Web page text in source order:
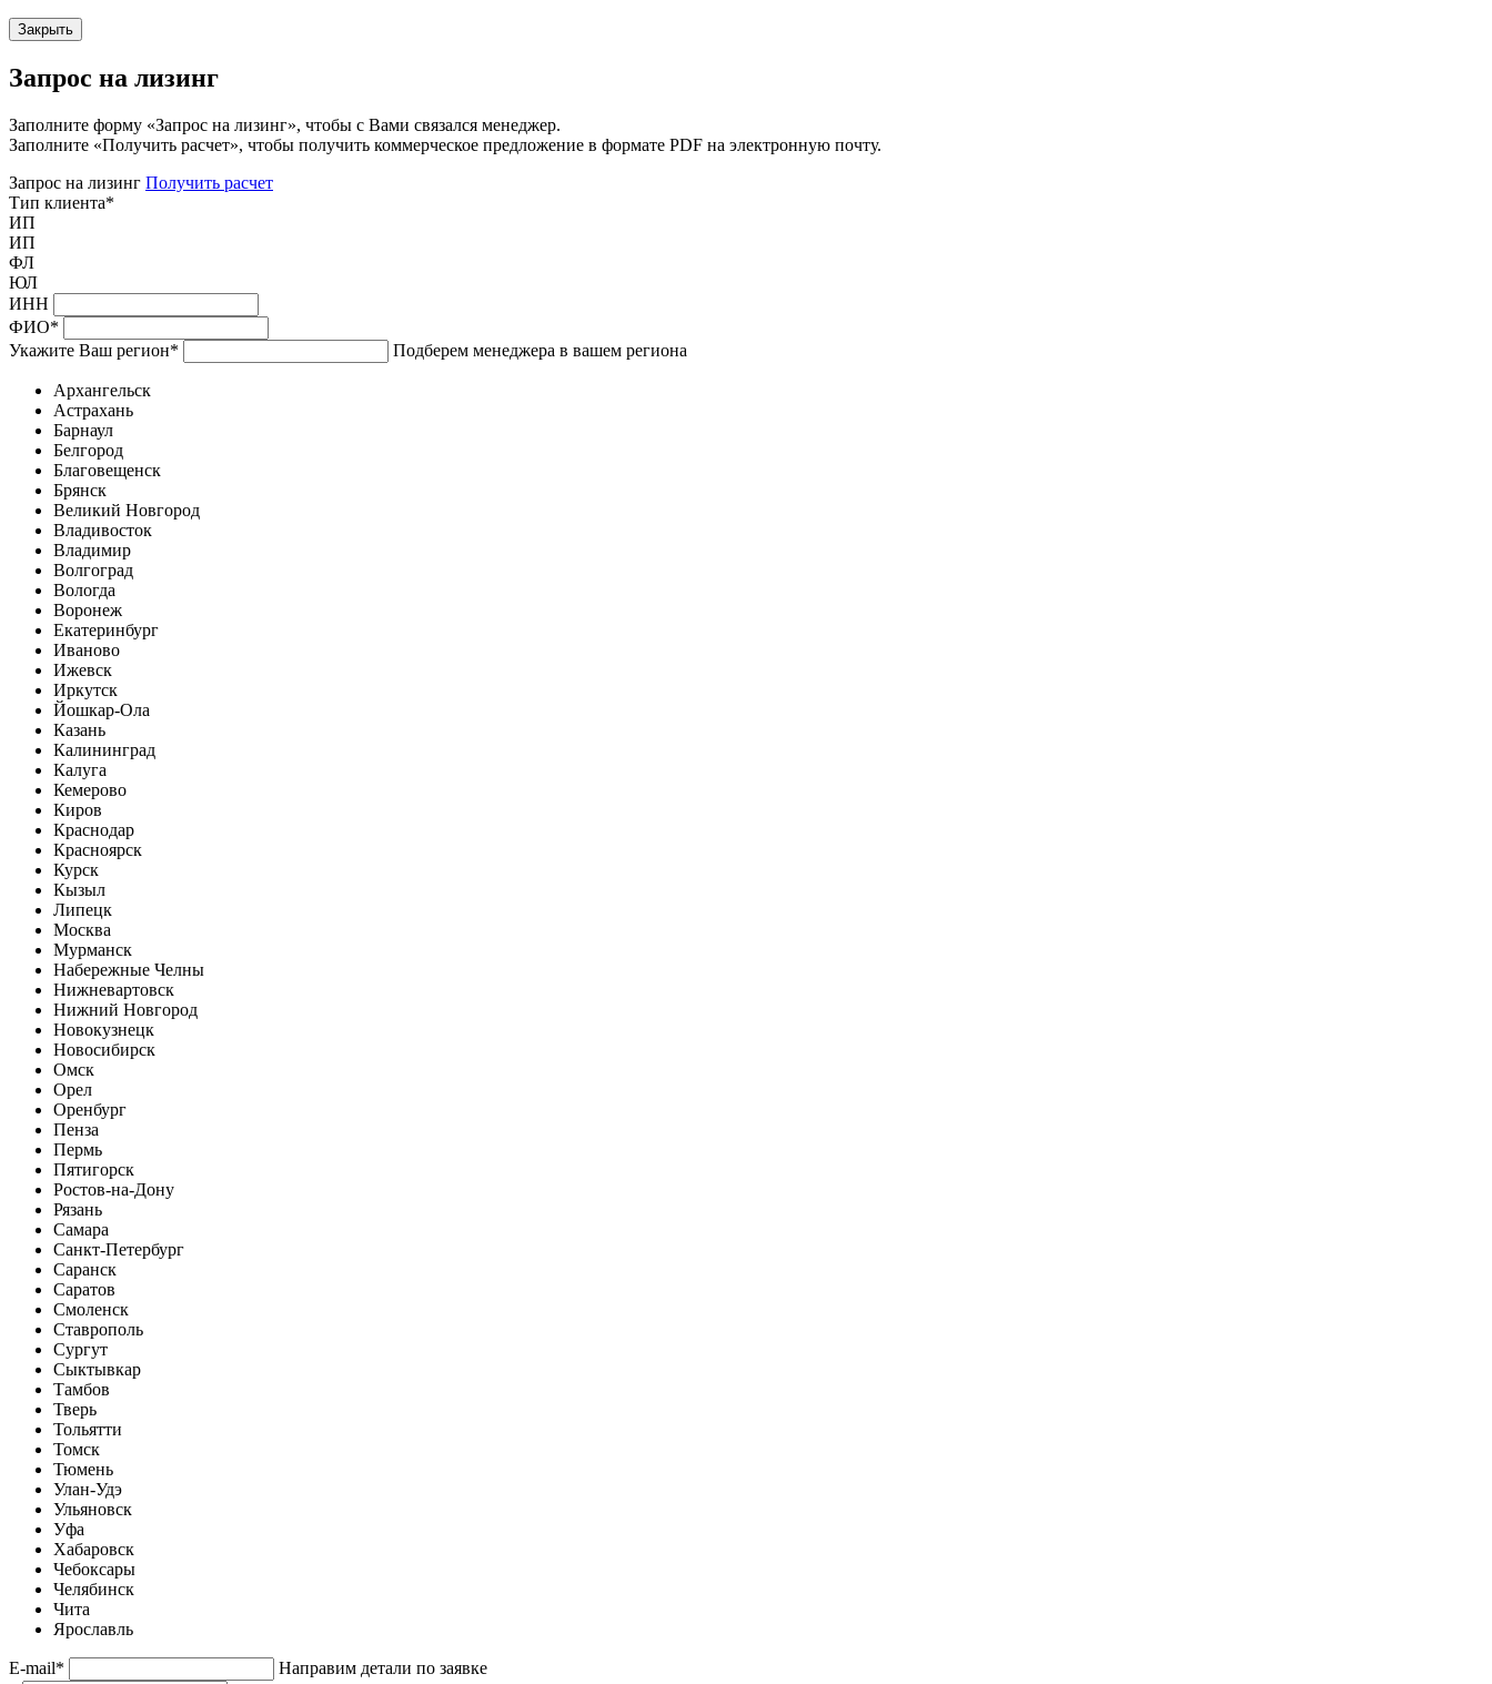
Закрыть
Запрос на лизинг
Заполните форму «Запрос на лизинг», чтобы с Вами связался менеджер.
Заполните «Получить расчет», чтобы получить коммерческое предложение в формате PDF на электронную почту.
Запрос на лизинг Получить расчет
Тип клиента*
ИП
ИП
ФЛ
ЮЛ
ИНН
ФИО*
Укажите Ваш регион* Подберем менеджера в вашем региона
Архангельск
Астрахань
Барнаул
Белгород
Благовещенск
Брянск
Великий Новгород
Владивосток
Владимир
Волгоград
Вологда
Воронеж
Екатеринбург
Иваново
Ижевск
Иркутск
Йошкар-Ола
Казань
Калининград
Калуга
Кемерово
Киров
Краснодар
Красноярск
Курск
Кызыл
Липецк
Москва
Мурманск
Набережные Челны
Нижневартовск
Нижний Новгород
Новокузнецк
Новосибирск
Омск
Орел
Оренбург
Пенза
Пермь
Пятигорск
Ростов-на-Дону
Рязань
Самара
Санкт-Петербург
Саранск
Саратов
Смоленск
Ставрополь
Сургут
Сыктывкар
Тамбов
Тверь
Тольятти
Томск
Тюмень
Улан-Удэ
Ульяновск
Уфа
Хабаровск
Чебоксары
Челябинск
Чита
Ярославль
E-mail*
Направим детали по заявке